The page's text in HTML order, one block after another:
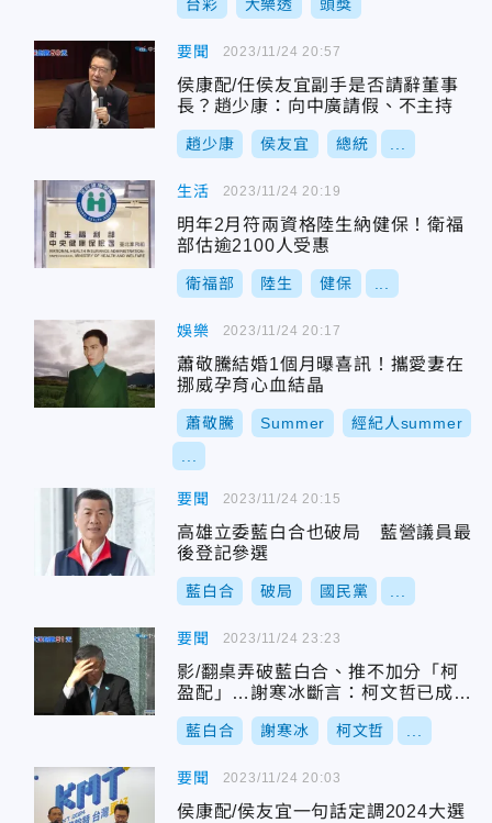
台彩 大樂透 頭獎
要聞
侯康配/任侯友宜副手是否請辭董事
長？趙少康：向中廣請假、不主持
趙少康 侯友宜 總統
2023/11/24 20:57
生活
明年2月符兩資格陸生納健保！衛福
部估逾2100人受惠
衛福部 陸生 健保
2023/11/24 20:19
娛樂
蕭敬騰結婚1個月曝喜訊！攜愛妻在
挪威孕育心血結晶
蕭敬騰 Summer 經紀人summer
2023/11/24 20:17
要聞
高雄立委藍白合也破局 藍營議員最
後登記參選
藍白合 破局 國民黨
2023/11/24 20:15
要聞
影/翻桌弄破藍白合、推不加分「柯
盈配」…謝寒冰斷言：柯文哲已成行
屍走肉
藍白合 謝寒冰 柯文哲
2023/11/24 23:23
要聞
侯康配/侯友宜一句話定調2024大選
2023/11/24 20:03